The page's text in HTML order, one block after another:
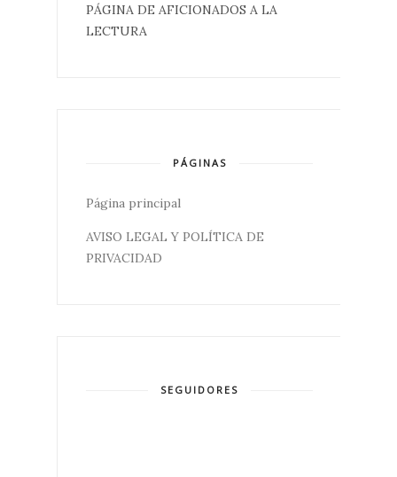
PÁGINA DE AFICIONADOS A LA
LECTURA
PÁGINAS
Página principal
AVISO LEGAL Y POLÍTICA DE
PRIVACIDAD
SEGUIDORES